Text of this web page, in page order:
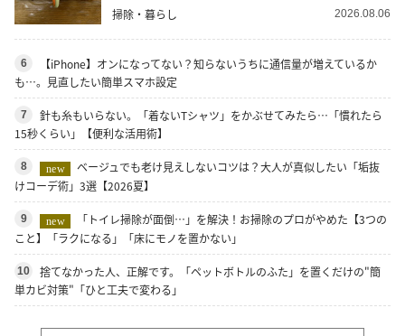
掃除・暮らし 2026.08.06
6
【iPhone】オンになってない？知らないうちに通信量が増えているか
も…。見直したい簡単スマホ設定
7
針も糸もいらない。「着ないTシャツ」をかぶせてみたら…「慣れたら
15秒くらい」【便利な活用術】
8 new
ベージュでも老け見えしないコツは？大人が真似したい「垢抜
けコーデ術」3選【2026夏】
9 new
「トイレ掃除が面倒…」を解決！お掃除のプロがやめた【3つの
こと】「ラクになる」「床にモノを置かない」
10
捨てなかった人、正解です。「ペットボトルのふた」を置くだけの"簡
単カビ対策"「ひと工夫で変わる」